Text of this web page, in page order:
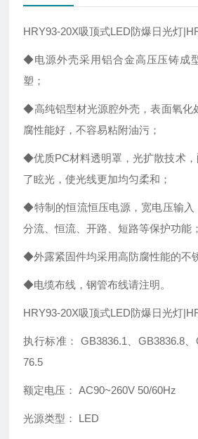
HRY93-20X吸顶式LED防爆日光灯|
◆电源外壳采用铝合金高压压铸成
塑；
◆高纯铝型材光源腔外壳，表面氧化
腐性能好，不容易粘附油污；
◆优质PC材料透明罩，光扩散技术
了眩光，使光线更加均匀柔和；
◆特制的恒流恒压电源，宽电压输入
分流、恒流、开路、短路等保护功能；
◆外露紧固件均采用高防腐性能的不
◆电缆布线，钢管布线请注明。
HRY93-20X吸顶式LED防爆日光灯
执行标准： GB3836.1、GB3836.8
76.5
额定电压： AC90~260V 50/60Hz
光源类型： LED